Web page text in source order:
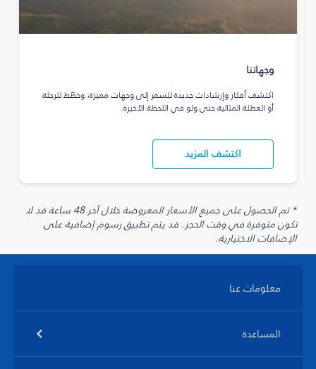
وجهاتنا
اكتشف أفكار وإرشادات جديدة للسفر إلى وجهات مميزة، وخطّط للرحلة
أو العطلة المثالية حتى ولو في اللحظة الأخيرة.
اكتشف المزيد
* تم الحصول على جميع الأسعار المعروضة خلال آخر 48 ساعة قد لا
تكون متوفرة في وقت الحجز. قد يتم تطبيق رسوم إضافية على
الإضافات الاختيارية.
معلومات عنا
المساعدة